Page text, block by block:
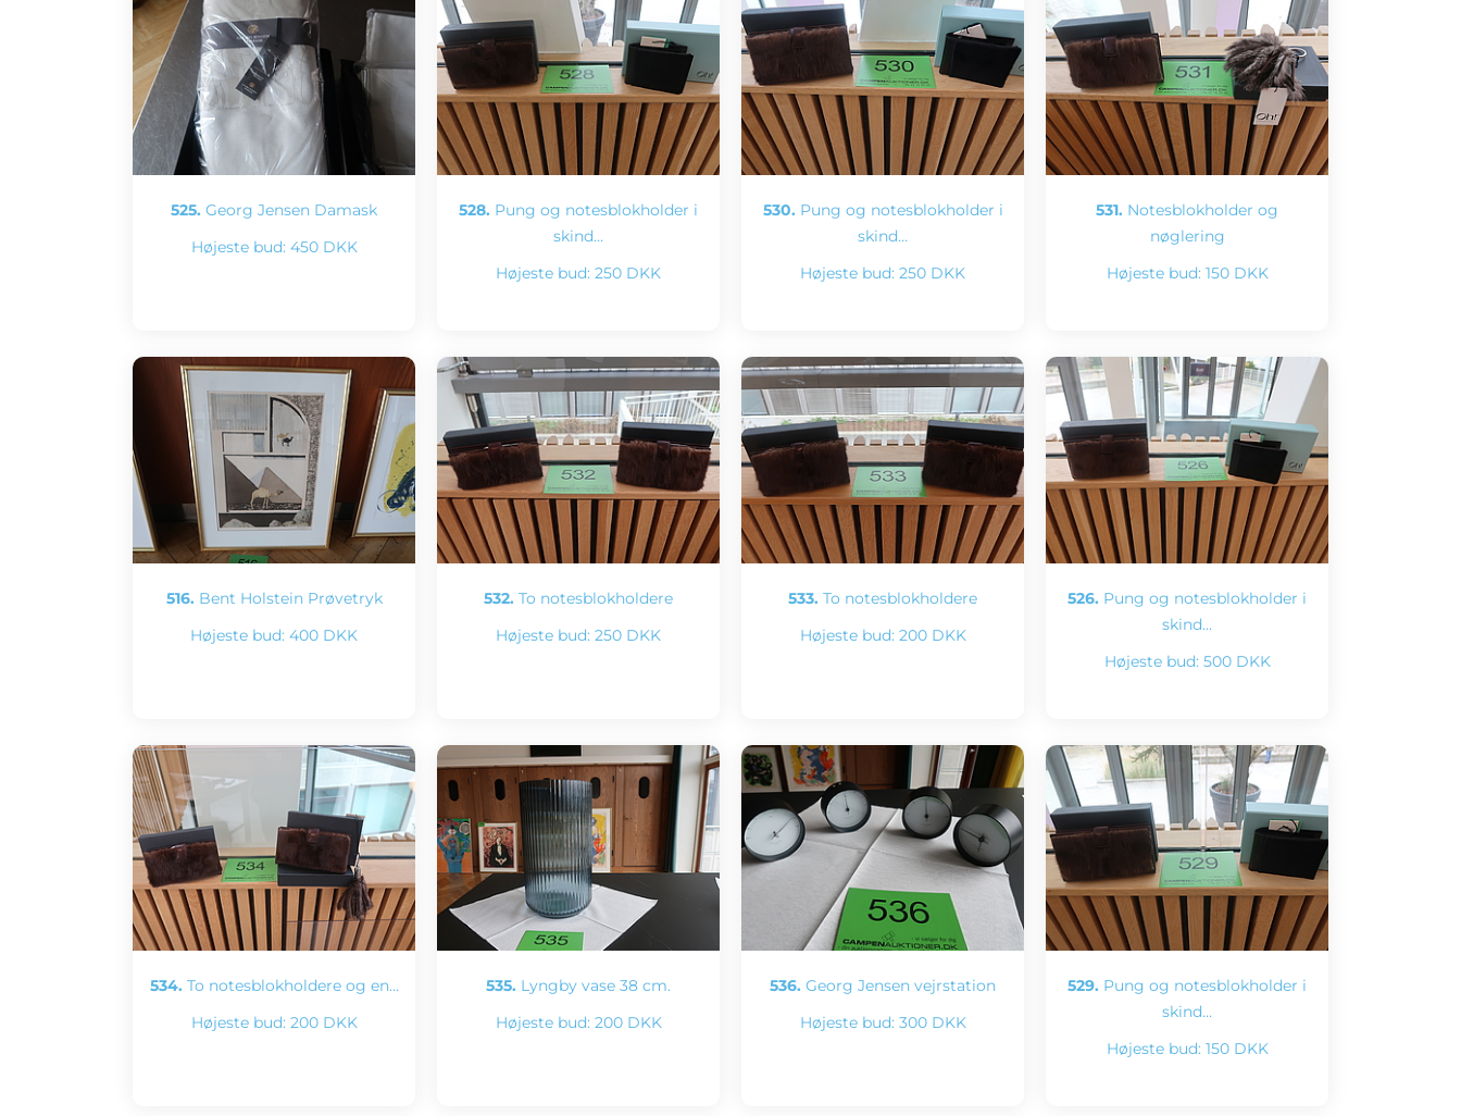
525. Georg Jensen Damask
Højeste bud: 450 DKK
528. Pung og notesblokholder i
skind…
Højeste bud: 250 DKK
530. Pung og notesblokholder i
skind…
Højeste bud: 250 DKK
531. Notesblokholder og
nøglering
Højeste bud: 150 DKK
516. Bent Holstein Prøvetryk
Højeste bud: 400 DKK
532. To notesblokholdere
Højeste bud: 250 DKK
533. To notesblokholdere
Højeste bud: 200 DKK
526. Pung og notesblokholder i
skind…
Højeste bud: 500 DKK
534. To notesblokholdere og en…
Højeste bud: 200 DKK
535. Lyngby vase 38 cm.
Højeste bud: 200 DKK
536. Georg Jensen vejrstation
Højeste bud: 300 DKK
529. Pung og notesblokholder i
skind…
Højeste bud: 150 DKK